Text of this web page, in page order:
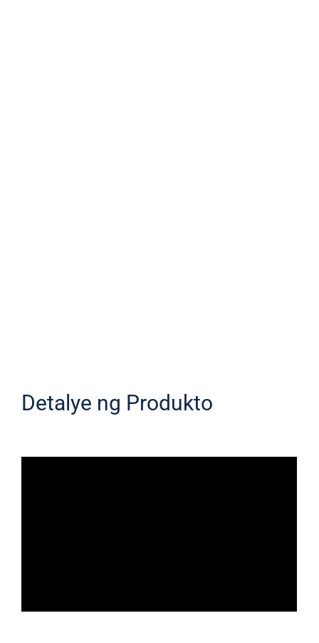
Detalye ng Produkto